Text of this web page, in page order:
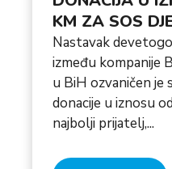
KM ZA SOS
Nastavak
između kompanije
u BiH ozvaničen je
donacije u iznosu
najbolji prijatelj,...